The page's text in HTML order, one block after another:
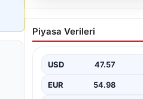
04.08.2026
Domates
bomba gibi patladı,
Piyasa Verileri
USD 47.57
EUR 54.98